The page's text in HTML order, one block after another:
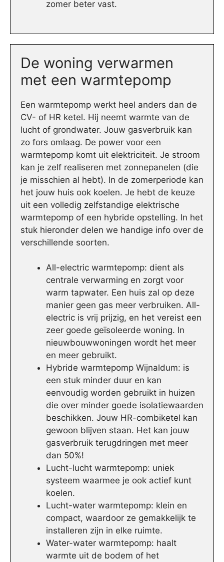
zomer beter vast.
De woning verwarmen
met een warmtepomp
Een warmtepomp werkt heel anders dan de
CV- of HR ketel. Hij neemt warmte van de
lucht of grondwater. Jouw gasverbruik kan
zo fors omlaag. De power voor een
warmtepomp komt uit elektriciteit. Je stroom
kan je zelf realiseren met zonnepanelen (die
je misschien al hebt). In de zomerperiode kan
het jouw huis ook koelen. Je hebt de keuze
uit een volledig zelfstandige elektrische
warmtepomp of een hybride opstelling. In het
stuk hieronder delen we handige info over de
verschillende soorten.
All-electric warmtepomp: dient als
centrale verwarming en zorgt voor
warm tapwater. Een huis zal op deze
manier geen gas meer verbruiken. All-
electric is vrij prijzig, en het vereist een
zeer goede geïsoleerde woning. In
nieuwbouwwoningen wordt het meer
en meer gebruikt.
Hybride warmtepomp Wijnaldum: is
een stuk minder duur en kan
eenvoudig worden gebruikt in huizen
die over minder goede isolatiewaarden
beschikken. Jouw HR-combiketel kan
gewoon blijven staan. Het kan jouw
gasverbruik terugdringen met meer
dan 50%!
Lucht-lucht warmtepomp: uniek
systeem waarmee je ook actief kunt
koelen.
Lucht-water warmtepomp: klein en
compact, waardoor ze gemakkelijk te
installeren zijn in elke ruimte.
Water-water warmtepomp: haalt
warmte uit de bodem of het